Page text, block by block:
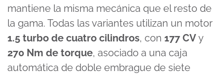
mantiene la misma mecánica que el resto de
la gama. Todas las variantes utilizan un motor
1.5 turbo de cuatro cilindros, con 177 CVy
270 Nm de torque, asociado a una caja
automática de doble embrague de siete